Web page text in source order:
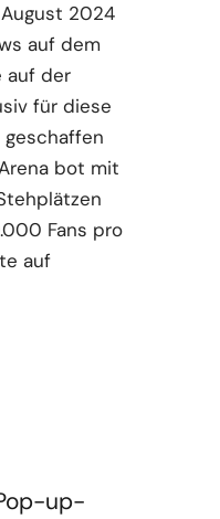
2024
auf dem
auf der
für diese
bot mit
Fans pro
auf
up-